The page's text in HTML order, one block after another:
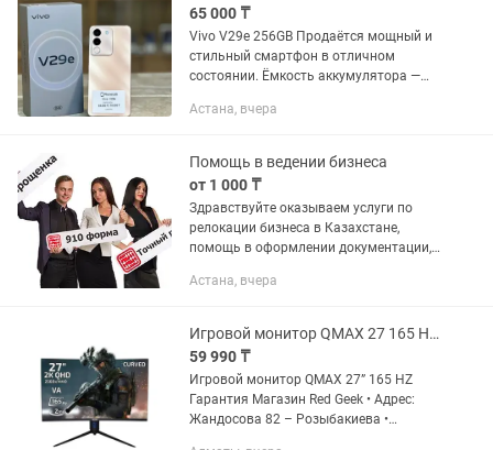
65 000 ₸
Vivo V29e 256GB Продаётся мощный и
стильный смартфон в отличном
состоянии. Ёмкость аккумулятора —
каких-либо отклонений Память —
Астана, вчера
Помощь в ведении бизнеса
от 1 000 ₸
Здравствуйте оказываем услуги по
релокации бизнеса в Казахстане,
помощь в оформлении документации,
также получению необходимых услуги
Астана, вчера
Игровой монитор QMAX 27 165 HZ Гарантия Магазин Red Geek
59 990 ₸
Игровой монитор QMAX 27” 165 HZ
Гарантия Магазин Red Geek • Адрес:
Жандосова 82 – Розыбакиева •